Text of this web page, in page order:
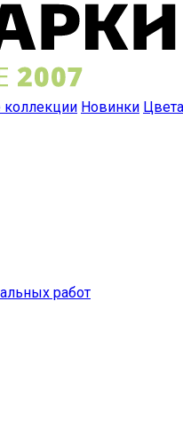
коллекции Новинки Цвета
работ